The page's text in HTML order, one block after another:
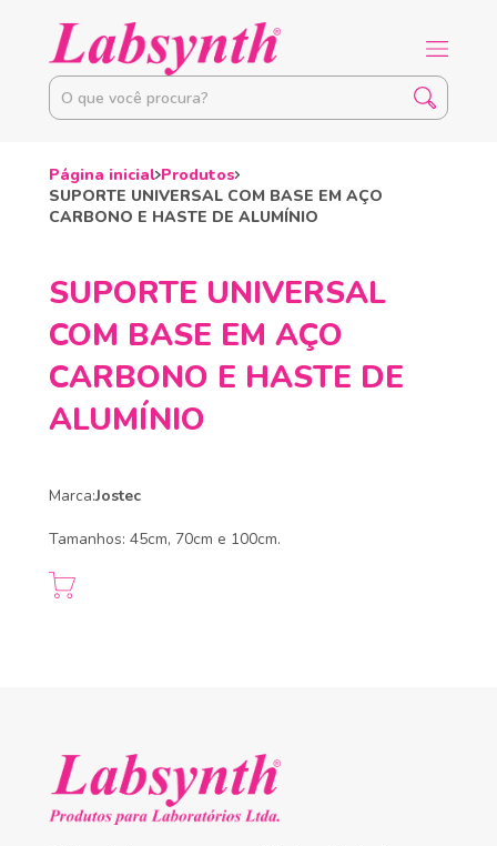
Página inicial Produtos
SUPORTE UNIVERSAL COM BASE EM AÇO
CARBONO E HASTE DE ALUMÍNIO
SUPORTE UNIVERSAL
COM BASE EM AÇO
CARBONO E HASTE DE
ALUMÍNIO
Marca:Jostec
Tamanhos: 45cm, 70cm e 100cm.